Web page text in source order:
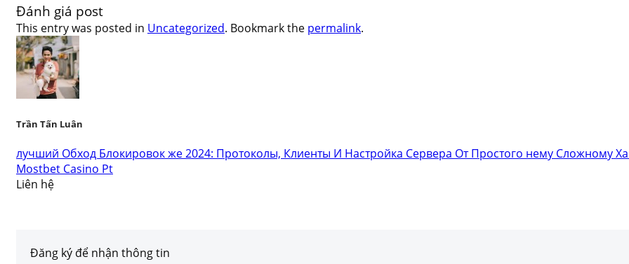
Đánh giá post
This entry was posted in Uncategorized. Bookmark the permalink.
Trần Tấn Luân
лучший Обход Блокировок же 2024: Протоколы, Клиенты И Настройка Сервера От Простого нему Сложному
Mostbet Casino Pt
Liên hệ
Đăng ký để nhận thông tin